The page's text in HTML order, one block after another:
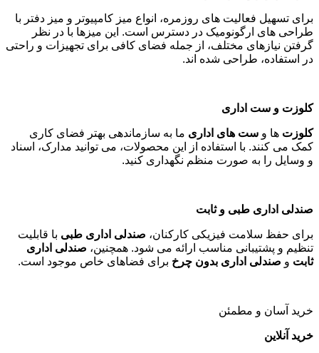
برای تسهیل فعالیت های روزمره، انواع میز کامپیوتر و میز دفتر با
طراحی های ارگونومیک در دسترس است. این میزها با در نظر
گرفتن نیازهای مختلف، از جمله فضای کافی برای تجهیزات و راحتی
در استفاده، طراحی شده اند.
کلوزت و ست اداری
کلوزت ها و ست های اداری ما به سازماندهی بهتر فضای کاری
کمک می کنند. با استفاده از این محصولات، می توانید مدارک، اسناد
و وسایل را به صورت منظم نگهداری کنید.
صندلی اداری طبی و ثابت
برای حفظ سلامت فیزیکی کارکنان، صندلی اداری طبی با قابلیت
تنظیم و پشتیبانی مناسب ارائه می شود. همچنین، صندلی اداری
ثابت و صندلی اداری بدون چرخ برای فضاهای خاص موجود است.
خرید آسان و مطمئن
خرید آنلاین